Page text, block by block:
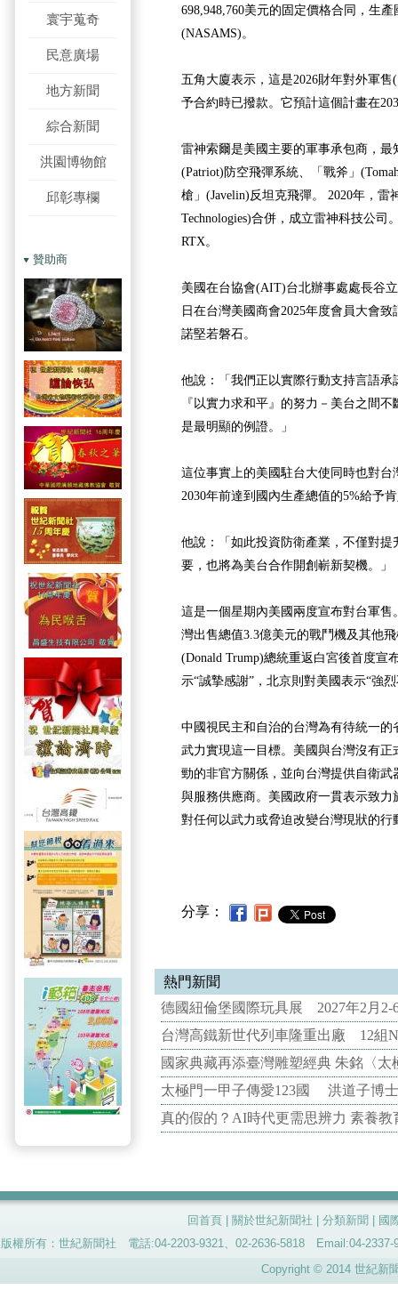
寰宇蒐奇
民意廣場
地方新聞
綜合新聞
洪園博物館
邱彰專欄
贊助商
698,948,760美元的固定價格合同，生
(NASAMS)。
五角大廈表示，這是2026財年對外軍
予合約時已撥款。它預計這個計畫在
雷神索爾是美國主要的軍事承包商，
(Patriot)防空飛彈系統、「戰斧」
槍」(Javelin)反坦克飛彈。 2020年，雷
Technologies)合併，成立雷神科技公司
RTX。
美國在台協會(AIT)台北辦事處處長谷立
日在台灣美國商會2025年度會員大會
諾堅若磐石。
他說：「我們正以實際行動支持言語
『以實力求和平』的努力－美台之間
是最明顯的例證。」
這位事實上的美國駐台大使同時也對
2030年前達到國內生產總值的5%給予
他說：「如此投資防衛產業，不僅對
要，也將為美台合作開創嶄新契機。」
這是一個星期內美國兩度宣布對台軍售
灣出售總值3.3億美元的戰鬥機及其他
(Donald Trump)總統重返白宮後首度宣
示“誠摯感謝”，北京則對美國表示“強
中國視民主和自治的台灣為有待統一
武力實現這一目標。美國與台灣沒有
勁的非官方關係，並向台灣提供自衛
與服務供應商。美國政府一貫表示致
對任何以武力或脅迫改變台灣現狀的行
分享：
熱門新聞
德國紐倫堡國際玩具展 2027年2月2-
台灣高鐵新世代列車隆重出廠 12組
國家典藏再添臺灣雕塑經典 朱銘〈
太極門一甲子傳愛123國 洪道子博
真的假的？AI時代更需思辨力 素養
回首頁 關於世紀新聞社 分類新聞
國
版權所有：世紀新聞社 電話:04-2203-9321、02-2636-5818 Email:04-
Copyright © 2014 世紀新